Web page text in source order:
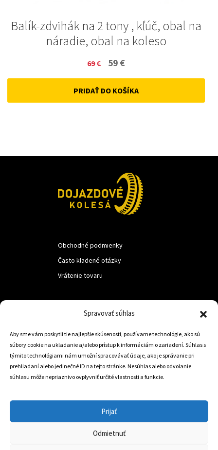
Spravovať súhlas
Aby sme vám poskytli tie najlepšie skúsenosti, používame technológie, ako sú
súbory cookie na ukladanie a/alebo prístup k informáciám o zariadení. Súhlas s
týmito technológiami nám umožní spracovávať údaje, ako je správanie pri
prehliadaní alebo jedinečné ID na tejto stránke. Nesúhlas alebo odvolanie
súhlasu môže nepriaznivo ovplyvniť určité vlastnosti a funkcie.
Prijať
Odmietnuť
Balík-zdvihák na 2 tony , kľúč, obal na
náradie, obal na koleso
69€
Original
price
was:
59 €
price
is:
PRIDAŤ DO KOŠÍKA
Obchodné podmienky
Často kladené otázky
Vrátenie tovaru
Trstená 02801
+421 905 806 234
Český Eshop